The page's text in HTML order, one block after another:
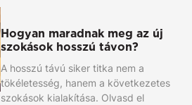
Hogyan maradnak meg az új
szokások hosszú távon?
A hosszú távú siker titka nem a
tökéletesség, hanem a következetes
szokások kialakítása. Olvasd el